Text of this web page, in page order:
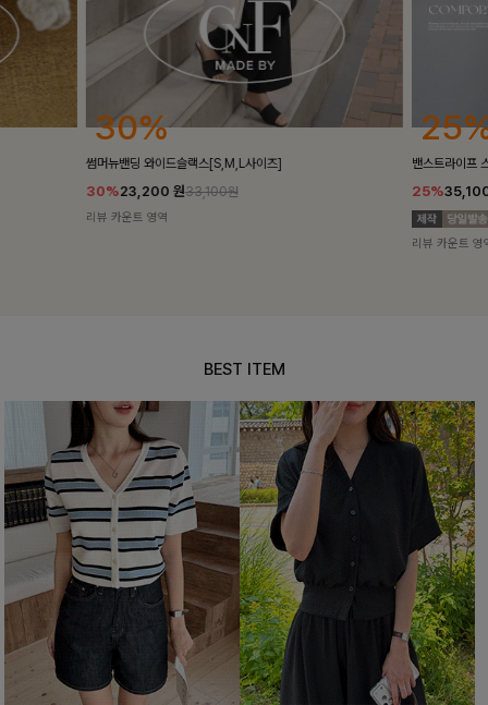
25%
밴스트라이프 스트링원피스
25%35,100원46,800원
12%
쥬린레이스 카
12%
리뷰 카운트 영
BEST ITEM